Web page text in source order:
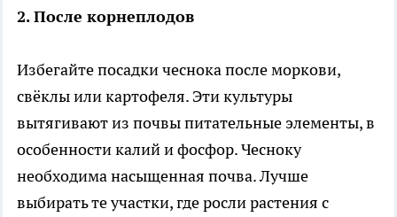
2. После корнеплодов
Избегайте посадки чеснока после моркови,
свёклы или картофеля. Эти культуры
вытягивают из почвы питательные элементы, в
особенности калий и фосфор. Чесноку
необходима насыщенная почва. Лучше
выбирать те участки, где росли растения с